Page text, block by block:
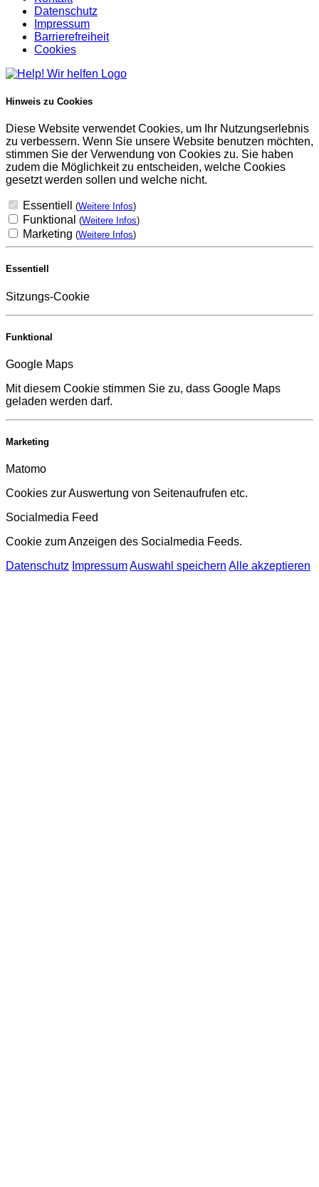
Datenschutz
Impressum
Barrierefreiheit
Cookies
Hinweis zu Cookies
Diese Website verwendet Cookies, um Ihr Nutzungserlebnis
zu verbessern. Wenn Sie unsere Website benutzen möchten,
stimmen Sie der Verwendung von Cookies zu. Sie haben
zudem die Möglichkeit zu entscheiden, welche Cookies
gesetzt werden sollen und welche nicht.
Essentiell (Weitere Infos)
Funktional (Weitere Infos)
Marketing (Weitere Infos)
Essentiell
Sitzungs-Cookie
Funktional
Google Maps
Mit diesem Cookie stimmen Sie zu, dass Google Maps
geladen werden darf.
Marketing
Matomo
Cookies zur Auswertung von Seitenaufrufen etc.
Socialmedia Feed
Cookie zum Anzeigen des Socialmedia Feeds.
Datenschutz ImpressumAuswahl speichern Alle akzeptieren